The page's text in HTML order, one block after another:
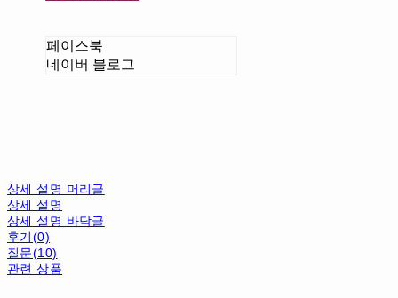
페이스북
네이버 블로그
상세 설명 머리글
상세 설명
상세 설명 바닥글
후기(0)
질문(10)
관련 상품